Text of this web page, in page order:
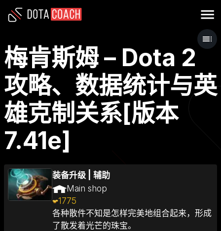
梅肯斯姆 – Dota 2
攻略、数据统计与英
雄克制关系[版本
7.41e]
装备升级
辅助
Main shop
1775
各种散件不知是怎样完美地组合起来，形成
了散发着光芒的珠宝。